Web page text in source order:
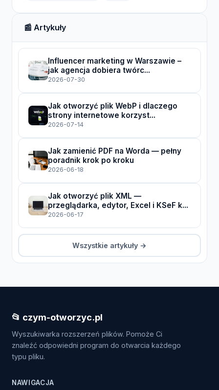
📰 Artykuły
Influencer marketing w Warszawie –
jak agencja dobiera twórc...
2026-07-30
Jak otworzyć plik WebP i dlaczego
strony internetowe korzyst...
2026-07-14
Jak zamienić PDF na Worda — pełny
poradnik krok po kroku
2026-06-18
Jak otworzyć plik XML —
przeglądarka, edytor, Excel i KSeF k...
2026-06-17
Wszystkie artykuły →
📂 czym-otworzyc.pl
Wyszukiwarka rozszerzeń plików. Pomoże Ci
znaleźć odpowiedni program do otwarcia każdego
typu pliku.
NAWIGACJA